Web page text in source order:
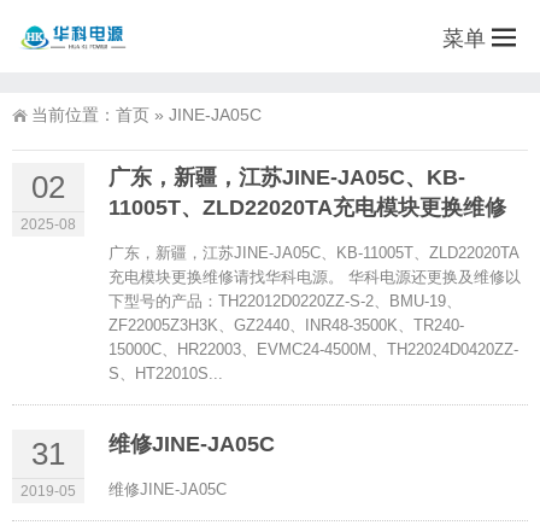
菜单
当前位置： 首页 » JINE-JA05C
02
2025-08
广东，新疆，江苏JINE-JA05C、KB-
11005T、ZLD22020TA充电模块更换维修
广东，新疆，江苏JINE-JA05C、KB-11005T、ZLD22020TA
充电模块更换维修请找华科电源。 华科电源还更换及维修以
下型号的产品：TH22012D0220ZZ-S-2、BMU-19、
ZF22005Z3H3K、GZ2440、INR48-3500K、TR240-
15000C、HR22003、EVMC24-4500M、TH22024D0420ZZ-
S、HT22010S...
31
2019-05
维修JINE-JA05C
维修JINE-JA05C